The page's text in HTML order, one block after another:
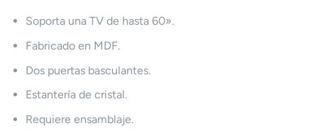
Soporta una TV de hasta 60».
Fabricado en MDF.
Dos puertas basculantes.
Estantería de cristal.
Requiere ensamblaje.